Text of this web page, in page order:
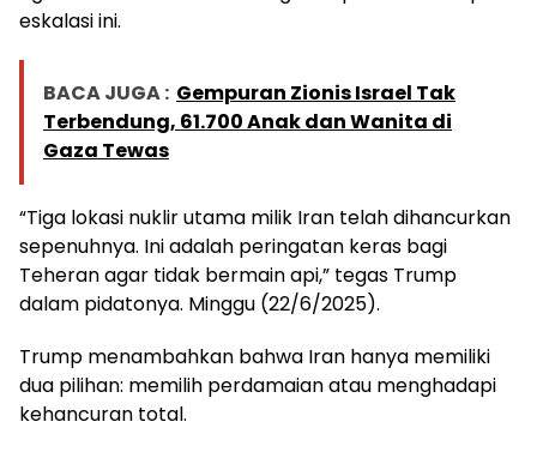
eskalasi ini.
BACA JUGA : Gempuran Zionis Israel Tak
Terbendung, 61.700 Anak dan Wanita di
Gaza Tewas
“Tiga lokasi nuklir utama milik Iran telah dihancurkan
sepenuhnya. Ini adalah peringatan keras bagi
Teheran agar tidak bermain api,” tegas Trump
dalam pidatonya. Minggu (22/6/2025).
Trump menambahkan bahwa Iran hanya memiliki
dua pilihan: memilih perdamaian atau menghadapi
kehancuran total.